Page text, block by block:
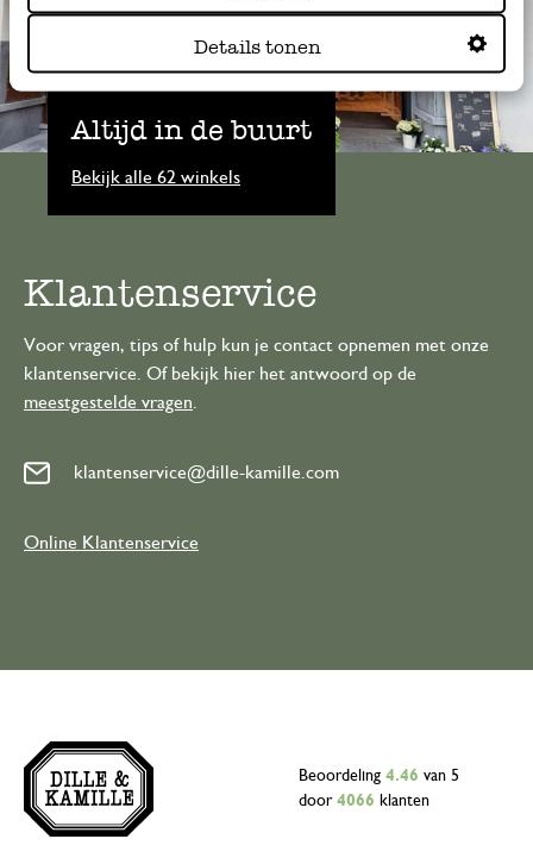
Details tonen
Altijd in de buurt
Bekijk alle 62 winkels
Klantenservice
Voor vragen, tips of hulp kun je contact opnemen met onze
klantenservice. Of bekijk hier het antwoord op de
meestgestelde vragen
klantenservice@dille-kamille.com
Online Klantenservice
Beoordeling 4.46 van 5
door 4066 klanten